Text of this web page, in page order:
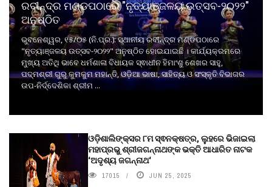
ରବୀନ୍ଦ୍ର ମଣ୍ଡପଠାରେ "ନୃତ୍ୟାଞ୍ଜଳୟ ଉତ୍ସବ-୨୦୨୨"
ଅନୁଷ୍ଠିତ
ଭୁବନେଶ୍ୱର, ୧୫/୦୫ (ନି.ପ୍ର.): ସ୍ଥାନୀୟ ରବୀନ୍ଦ୍ର ମଣ୍ଡପଠାରେ
"ନୃତ୍ୟାଞ୍ଜଳୟ ଉତ୍ସବ-୨୦୨୨" ଅନୁଷ୍ଠିତ ହୋଇଯାଇଛି । କାର୍ଯ୍ୟକ୍ରମରେ
ମୁଖ୍ୟ ଅତିଥି ଭାବେ ଧର୍ମଶାଳା ବିଧାୟକ ସ୍ଵାଧୀନ ହିମାଂଶୁ ଶେଖର ସାହୁ,
ପଦ୍ମଶ୍ରୀ ଗୁରୁ କୁମକୁମ ମହାନ୍ତି, ଓଡ଼ିଆ ଭାଷା, ସାହିତ୍ୟ ଓ ସଂସ୍କୃତି ବିଭାଗର
ଉପ-ନିର୍ଦ୍ଦେଶିକା ଶ୍ରୀମ ...
ଓଡ଼ିଶାଲିଙ୍କ୍ସର ୮ମ ସ୍ଵନକ୍ଷତ୍ର, ଲୁହରେ ଭିଜାଇଲା
ମହାପ୍ରଭୁ ଶ୍ରୀଜଗନ୍ନାଥଙ୍କ ଭକ୍ତି ଆଧାରିତ ନାଟକ
‘ଅଦୃଶ୍ୟ ଜଗନ୍ନାଥ‘
17015 JUN 25, 2025